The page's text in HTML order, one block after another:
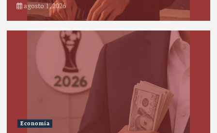
agosto 1, 2026
Economía